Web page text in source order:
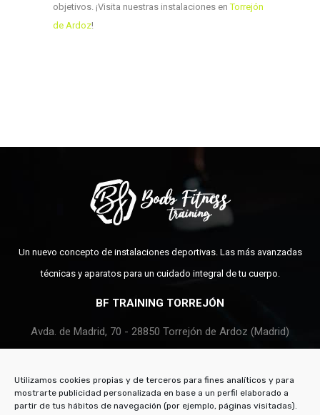
Utilizamos cookies propias y de terceros para fines analíticos y para
mostrarte publicidad personalizada en base a un perfil elaborado a
partir de tus hábitos de navegación (por ejemplo, páginas visitadas).
objetivos. ¡Visita nuestras instalaciones en Torrejón
de Ardoz!
Un nuevo concepto de instalaciones deportivas. Las más avanzadas
técnicas y aparatos para un cuidado integral de tu cuerpo.
BF TRAINING TORREJÓN
Avda. de Madrid, 70 - 28850 Torrejón de Ardoz (Madrid)
BODY FITNESS TRAINING PARAÍSO